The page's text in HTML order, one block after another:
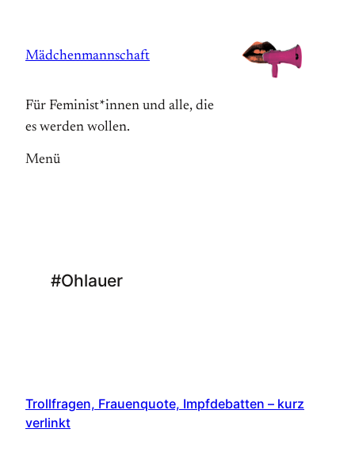
springen
Mädchenmannschaft
Für Feminist*innen und alle, die
es werden wollen.
Menü
#Ohlauer
Trollfragen, Frauenquote, Impfdebatten – kurz
verlinkt